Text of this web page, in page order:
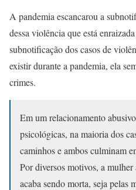
A pandemia escancarou a
dessa violência que está
subnotificação dos casos de
existir durante a pandemia, ela
crimes.
Em um relacionamento
psicológicas, na maioria dos
caminhos e ambos culminam
Por diversos motivos, a
acaba sendo morta, seja pelas